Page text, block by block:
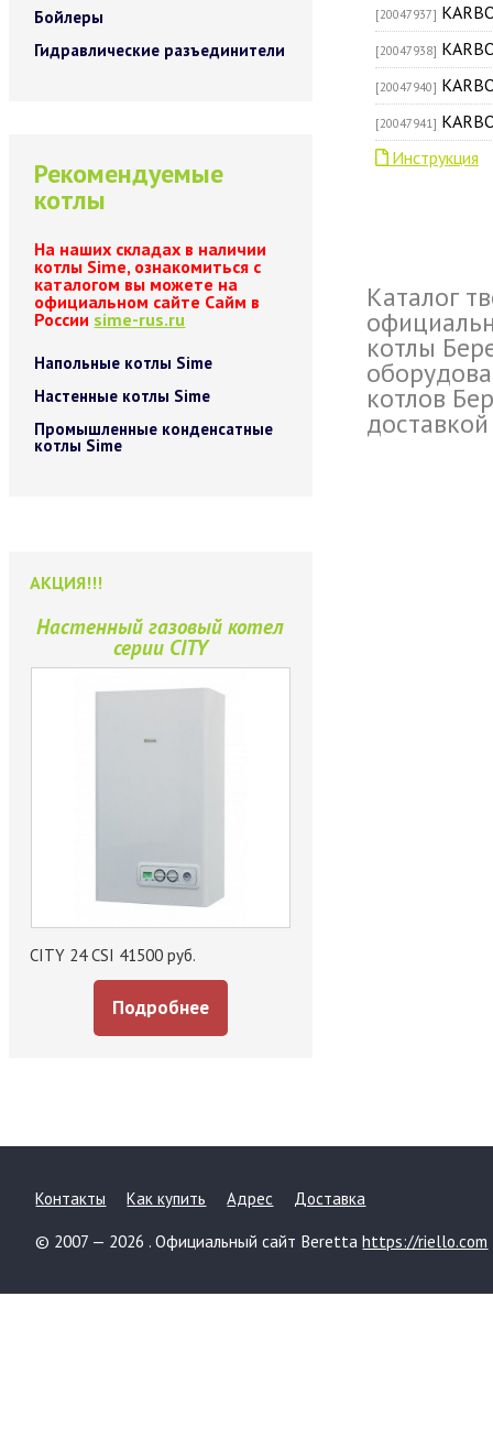
Бойлеры
Гидравлические разъединители
Рекомендуемые
котлы
На наших складах в наличии
котлы Sime, ознакомиться с
каталогом вы можете на
официальном сайте Сайм в
России sime-rus.ru
Напольные котлы Sime
Настенные котлы Sime
Промышленные конденсатные
котлы Sime
АКЦИЯ!!!
Настенный газовый котел
серии CITY
CITY 24 CSI 41500 руб.
Подробнее
[20047937]
[20047938]
[20047940]
[20047941]
Инструкция
Каталог
котлы
котлов
Контакты Как купить Адрес Доставка
© 2007 — 2026 . Официальный сайт Berettahttps://riello.com